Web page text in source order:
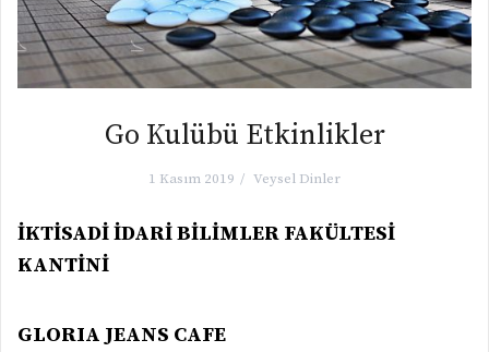
Go Kulübü Etkinlikler
1 Kasım 2019 Veysel Dinler
İKTİSADİ İDARİ BİLİMLER FAKÜLTESİ
KANTİNİ
GLORIA JEANS CAFE